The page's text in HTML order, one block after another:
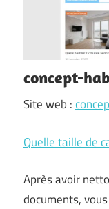
concept-
Site web :
Quelle taille de
Après avoir
documents,